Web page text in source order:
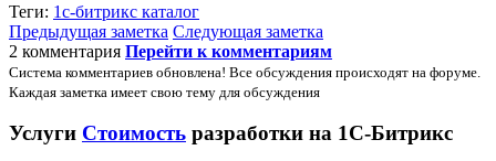
Теги: 1с-битрикс каталог
Предыдущая заметка Следующая заметка
2 комментария Перейти к комментариям
Система комментариев обновлена! Все обсуждения происходят на форуме.
Каждая заметка имеет свою тему для обсуждения
Услуги Стоимость разработки на 1С-Битрикс